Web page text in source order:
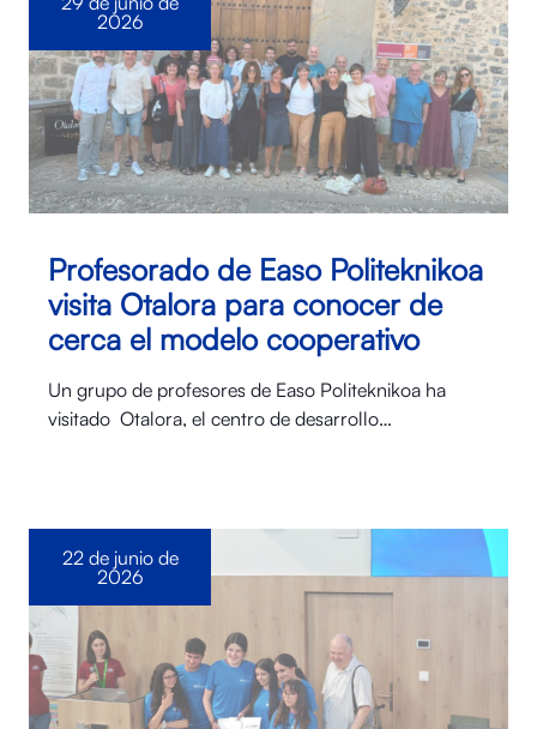
Profesorado de Easo Politeknikoa
visita Otalora para conocer de
cerca el modelo cooperativo
Un grupo de profesores de Easo Politeknikoa ha
visitado Otalora⁠, el centro de desarrollo…
2026
22 de junio de
2026